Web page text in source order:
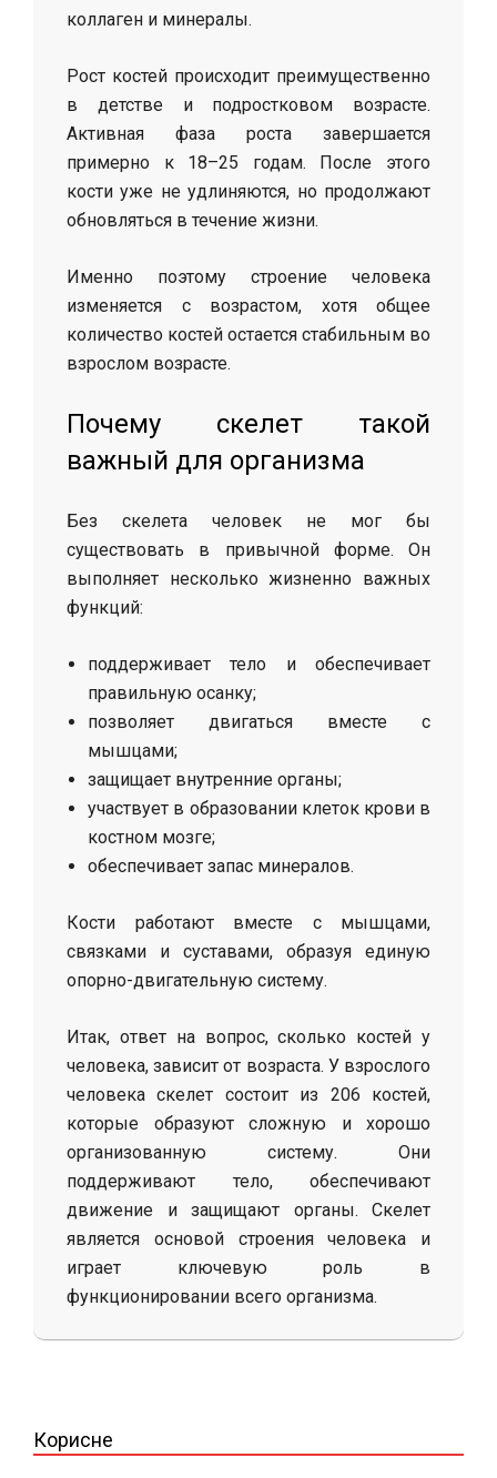
коллаген и минералы.
Рост костей происходит преимущественно
в детстве и подростковом возрасте.
Активная фаза роста завершается
примерно к 18–25 годам. После этого
кости уже не удлиняются, но продолжают
обновляться в течение жизни.
Именно поэтому строение человека
изменяется с возрастом, хотя общее
количество костей остается стабильным во
взрослом возрасте.
Почему скелет такой
важный для организма
Без скелета человек не мог бы
существовать в привычной форме. Он
выполняет несколько жизненно важных
функций:
поддерживает тело и обеспечивает
правильную осанку;
позволяет двигаться вместе с
мышцами;
защищает внутренние органы;
участвует в образовании клеток крови в
костном мозге;
обеспечивает запас минералов.
Кости работают вместе с мышцами,
связками и суставами, образуя единую
опорно-двигательную систему.
Итак, ответ на вопрос, сколько костей у
человека, зависит от возраста. У взрослого
человека скелет состоит из 206 костей,
которые образуют сложную и хорошо
организованную систему. Они
поддерживают тело, обеспечивают
движение и защищают органы. Скелет
является основой строения человека и
играет ключевую роль в
функционировании всего организма.
2026-
Корисне